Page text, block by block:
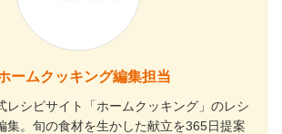
ームクッキング編集担当
レシピサイト「ホームクッキング」のレシ
集。旬の食材を生かした献立を365日提案